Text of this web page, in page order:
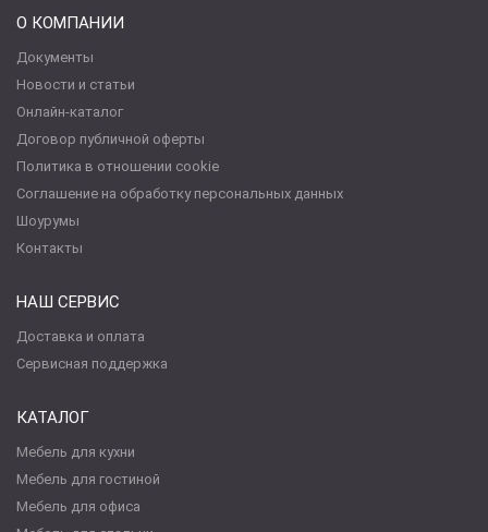
О КОМПАНИИ
Документы
Новости и статьи
Онлайн-каталог
Договор публичной оферты
Политика в отношении cookie
Соглашение на обработку персональных данных
Шоурумы
Контакты
НАШ СЕРВИС
Доставка и оплата
Сервисная поддержка
КАТАЛОГ
Мебель для кухни
Мебель для гостиной
Мебель для офиса